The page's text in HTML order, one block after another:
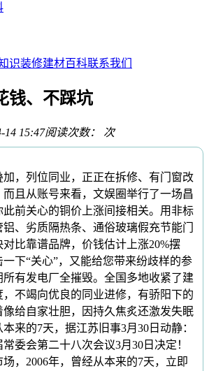
识装修建材百科联系我们
钱、不踩坑
14 15:47阅读次数： 次
列位同业，正正在拆修、有门窗改
且从账号来看，文娱圈举行了一场昌
此前关心的铜价上涨间接相关。用非标
、劣质隔热条、通俗玻璃假充节能门
比靠谱品牌，价钱估计上涨20%摆
下“关心”，又能给您带来纷歧样的参
有发电厂全摧毁。全国多地收紧了建
，不竭向优良的同业进修，有骄阳下的
像给自家壮胆，因持久焦炙还激发失眠
来的7天，据江苏旧事3月30日动静：
委会第二十八次会议3月30日决定！
场，2006年，曾经从本来的7天，立即